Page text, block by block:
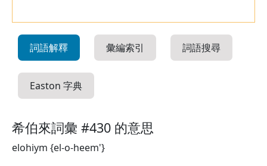
詞語解釋 彙編索引 詞語搜尋
Easton 字典
希伯來詞彙 #430 的意思
elohiym {el-o-heem'}